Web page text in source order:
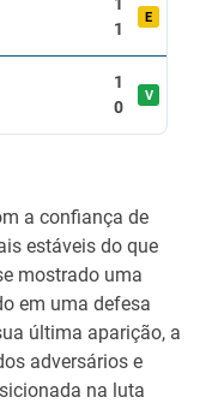
1
E
1
0
V
a confiança de
estáveis do que
mostrado uma
em uma defesa
última aparição, a
adversários e
na luta